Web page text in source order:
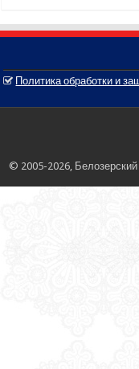
Политика обработки и
© 2005-2026,